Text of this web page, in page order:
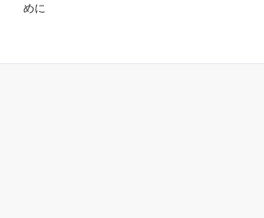
めに